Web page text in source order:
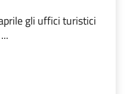
gli uffici turistici